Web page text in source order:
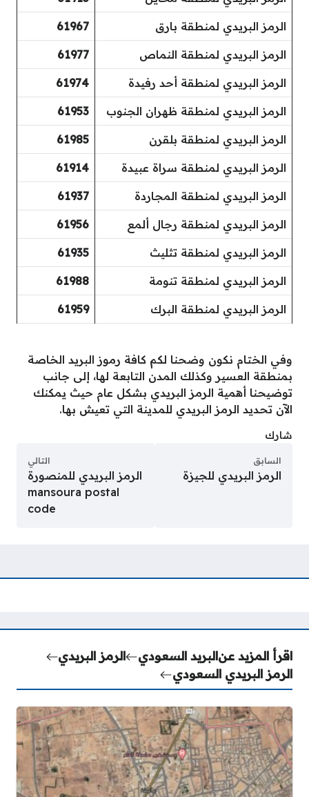
الرمز البريدي لمنطقة بارق 61967
الرمز البريدي لمنطقة النماص 61977
الرمز البريدي لمنطقة أحد رفيدة 61974
الرمز البريدي لمنطقة ظهران الجنوب 61953
الرمز البريدي لمنطقة بلقرن 61985
الرمز البريدي لمنطقة سراة عبيدة 61914
الرمز البريدي لمنطقة المجاردة 61937
الرمز البريدي لمنطقة رجال ألمع 61956
الرمز البريدي لمنطقة تثليث 61935
الرمز البريدي لمنطقة تنومة 61988
الرمز البريدي لمنطقة البرك 61959
وفي الختام نكون وضحنا لكم كافة رموز البريد الخاصة
بمنطقة العسير وكذلك المدن التابعة لها، إلى جانب
توضيحنا أهمية الرمز البريدي بشكل عام حيث يمكنك
الآن تحديد الرمز البريدي للمدينة التي تعيش بها.
شارك
السابق
الرمز البريدي للجيزة
التالي
الرمز البريدي للمنصورة
mansoura postal
code
اقرأ المزيد عنالبريد السعودي
الرمز البريدي
الرمز البريدي السعودي